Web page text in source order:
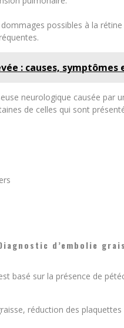
possibles à la
: causes,
neurologique causée par
de celles qui sont
d’embolie
basé sur la présence de
réduction des